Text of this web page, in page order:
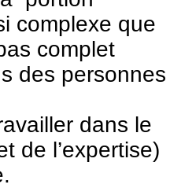
complexe que
complet
des personnes
dans le
de l’expertise)